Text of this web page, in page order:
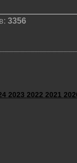
3356
2023 2022 2021